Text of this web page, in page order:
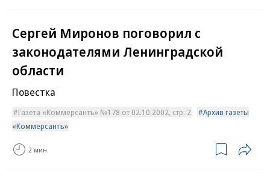
Сергей Миронов поговорил с
законодателями Ленинградской
области
Повестка
Газета «Коммерсантъ» №178 от 02.10.2002, стр. 2
Архив газеты
«Коммерсантъ»
2 мин.